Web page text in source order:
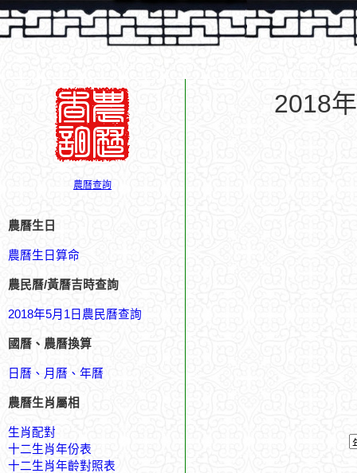
農曆查詢
農曆生日
農曆生日算命
農民曆/黃曆吉時查詢
2018年5月1日農民曆查詢
國曆、農曆換算
日曆、月曆、年曆
農曆生肖屬相
生肖配對
十二生肖年份表
十二生肖年齡對照表
2018